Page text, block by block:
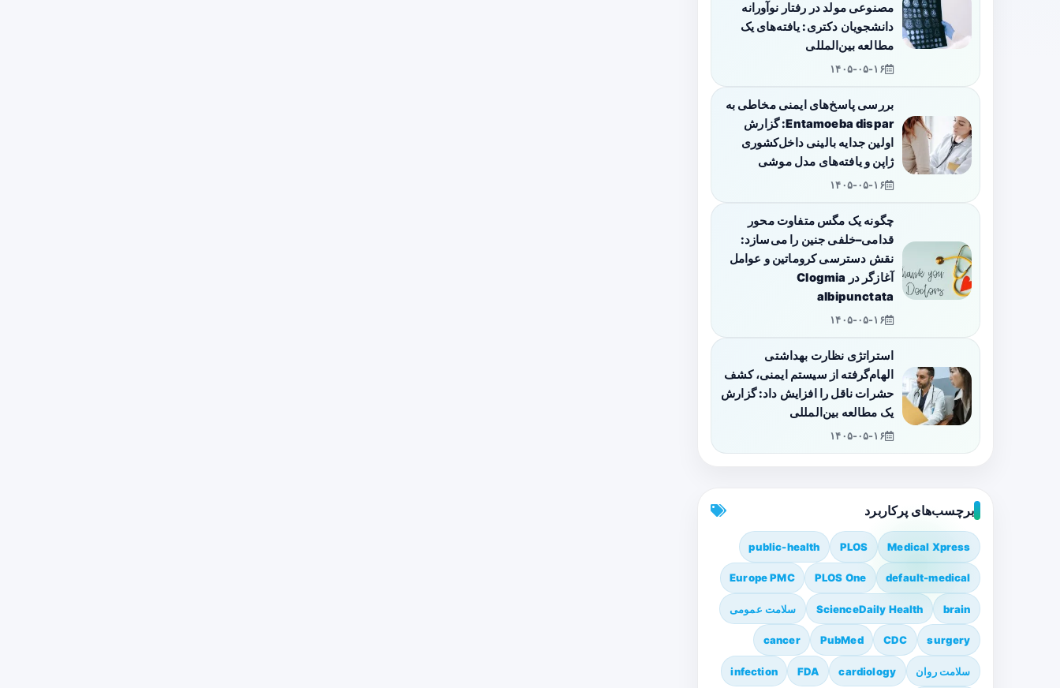
مصنوعی مولد در رفتار نوآورانه
دانشجویان دکتری: یافته‌های یک
مطالعه بین‌المللی
۱۴۰۵-۰۵-۱۶
بررسی پاسخ‌های ایمنی مخاطی به
Entamoeba dispar: گزارش
اولین جدایه بالینی داخل‌کشوری
ژاپن و یافته‌های مدل موشی
۱۴۰۵-۰۵-۱۶
چگونه یک مگس متفاوت محور
قدامی–خلفی جنین را می‌سازد:
نقش دسترسی کروماتین و عوامل
آغازگر در Clogmia
albipunctata
۱۴۰۵-۰۵-۱۶
استراتژی نظارت بهداشتی
الهام‌گرفته از سیستم ایمنی، کشف
حشرات ناقل را افزایش داد: گزارش
یک مطالعه بین‌المللی
۱۴۰۵-۰۵-۱۶
برچسب‌های پرکاربرد
Medical Xpress
PLOS
public-health
default-medical
PLOS One
Europe PMC
brain
ScienceDaily Health سلامت عمومی
surgery
CDC
PubMed
cancer
سلامت روان cardiology
FDA
infection